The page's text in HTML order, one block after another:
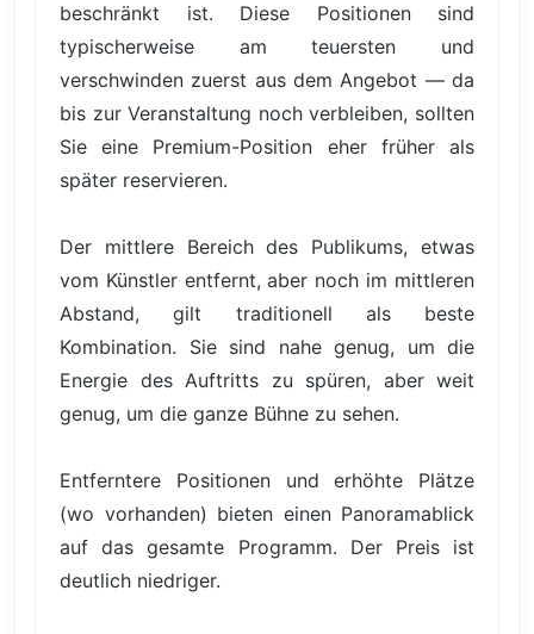
beschränkt ist. Diese Positionen sind
typischerweise am teuersten und
verschwinden zuerst aus dem Angebot — da
bis zur Veranstaltung noch verbleiben, sollten
Sie eine Premium-Position eher früher als
später reservieren.
Der mittlere Bereich des Publikums, etwas
vom Künstler entfernt, aber noch im mittleren
Abstand, gilt traditionell als beste
Kombination. Sie sind nahe genug, um die
Energie des Auftritts zu spüren, aber weit
genug, um die ganze Bühne zu sehen.
Entferntere Positionen und erhöhte Plätze
(wo vorhanden) bieten einen Panoramablick
auf das gesamte Programm. Der Preis ist
deutlich niedriger.